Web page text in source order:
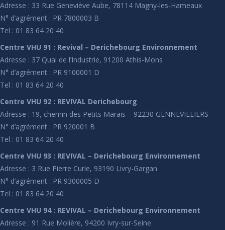
Adresse : 33 Rue Geneviève Aube, 78114 Magny-les-Hameaux
N° d’agrément : PR 7800003 B
Tel : 01 83 64 20 40
Centre VHU 91 : Revival – Derichebourg Environnement
Adresse : 37 Quai de l’Industrie, 91200 Athis-Mons
N° d’agrément : PR 9100001 D
Tel : 01 83 64 20 40
Centre VHU 92 : REVIVAL Derichebourg
Adresse : 19, chemin des Petits Marais – 92230 GENNEVILLIERS
N° d’agrément : PR 920001 B
Tel : 01 83 64 20 40
Centre VHU 93 : REVIVAL – Derichebourg Environnement
Adresse : 3 Rue Pierre Curie, 93190 Livry-Gargan
N° d’agrément : PR 9300005 D
Tel : 01 83 64 20 40
Centre VHU 94 : REVIVAL – Derichebourg Environnement
Adresse : 91 Rue Molière, 94200 Ivry-sur-Seine